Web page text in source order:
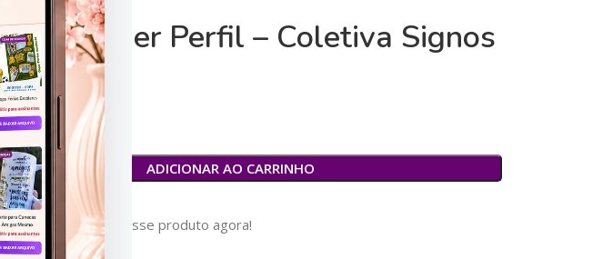
Mulher Perfil – Coletiva Signos
R$ 14,99
ADICIONAR AO CARRINHO
Pessoas vendo esse produto agora!